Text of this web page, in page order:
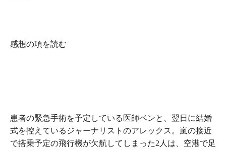
感想の項を読む
患者の緊急手術を予定している医師ベンと、翌日に結婚
式を控えているジャーナリストのアレックス。嵐の接近
で搭乗予定の飛行機が欠航してしまった2人は、空港で足